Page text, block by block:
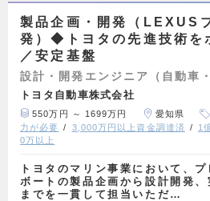
製品企画・開発（LEXUS
発）◆トヨタの先進技術を
／安定基盤
設計・開発エンジニア（自動車
トヨタ自動車株式会社
550万円 ～ 1699万円 愛知県
力が必要
3,000万円以上資金調達済 1
0万以上
トヨタのマリン事業において、プ
ボートの製品企画から設計開発、
までを一貫して担当いただ…